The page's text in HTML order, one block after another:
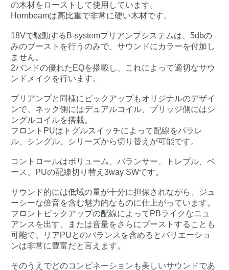
の木材をローストして使用しています。
Hornbeamは高比重で非常に硬い木材です。
18Vで駆動するB-systemプリアンプシステムは、5dbの
みのブーストを行うのみで、サウンドにカラーを付加し
ません。
2バンドの優れたEQを搭載し、これによって適切なサウ
ンドメイクを行います。
プリアンプと同様にピックアップもオリジナルのデザイ
ンで、ネック側にはデュアルコイル、ブリッジ側にはシ
ングルコイルを搭載。
フロントPUはトグルスイッチによって配線をパラレ
ル、シングル、シリーズから切り替えが可能です。
コントロールはボリューム、バランサー、トレブル、ベ
ース、PUの配線切り替え3way SWです。
サウンド的には低域の量が十分に担保されながら、ジュ
ーシーな倍音を含む魅力的なものに仕上がっています。
フロントピックアップの配線によってPBライクなニュ
アンスを出す、または音量をさらにブーストすることも
可能で、リアPUとのバランスを含めるとバリエーショ
ンは非常に豊富だと言えます。
そのうえでどのコンビネーションも美しいサウンドであ